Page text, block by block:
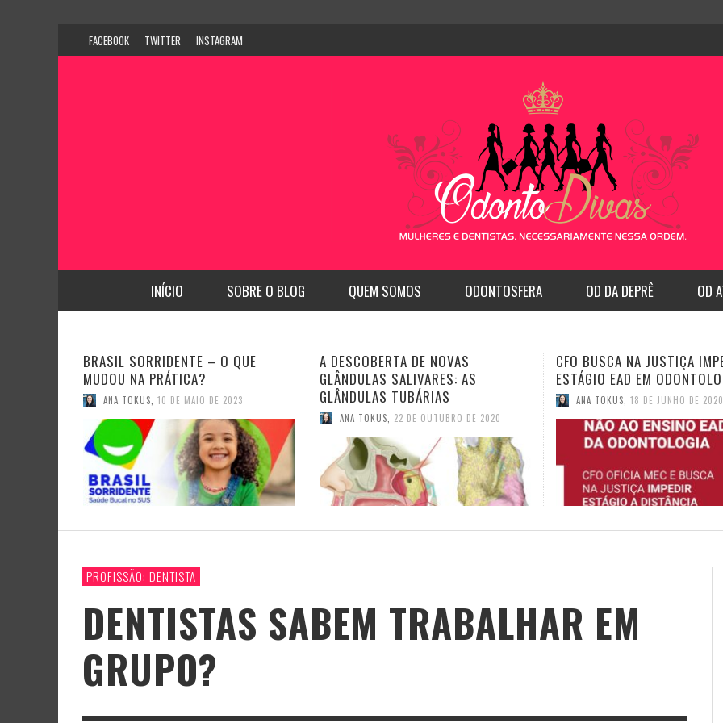
FACEBOOK TWITTER INSTAGRAM
INÍCIO SOBRE O BLOG QUEM SOMOS ODONTOSFERA OD DA DEPRÊ OD
A DESCOBERTA DE NOVAS
GLÂNDULAS SALIVARES: AS
GLÂNDULAS TUBÁRIAS
ANA TOKUS, 22 DE OUTUBRO DE 2020
CFO BUSCA NA JUSTIÇA IMPEDIR
ESTÁGIO EAD EM ODONTOLOGIA
ANA TOKUS 18 DE JUNHO DE 2020
CFO REGULAMENTA A
TELEODONTOLOGIA
ANA TOKUS 4 DE JUNHO DE 2020
PROFISSÃO: DENTISTA
DENTISTAS SABEM TRABALHAR EM
GRUPO?